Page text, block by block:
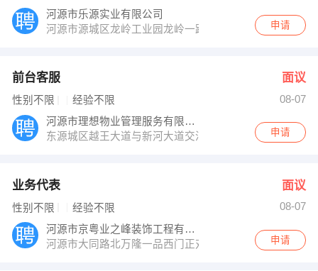
河源市乐源实业有限公司
河源市源城区龙岭工业园龙岭一路6号
申请
前台客服 面议
性别不限 经验不限
08-07
河源市理想物业管理服务有限公司
东源城区越王大道与新河大道交汇处理想家园
申请
业务代表 面议
性别不限 经验不限
08-07
河源市京粤业之峰装饰工程有限公司
河源市大同路北万隆一品西门正对面
申请